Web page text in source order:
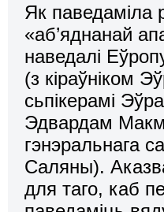
Як паведаміла
«аб’яднанай
наведалі
(з кіраўніком
сьпікерамі
Эдвардам
гэнэральнага
Саляны).
для таго, каб